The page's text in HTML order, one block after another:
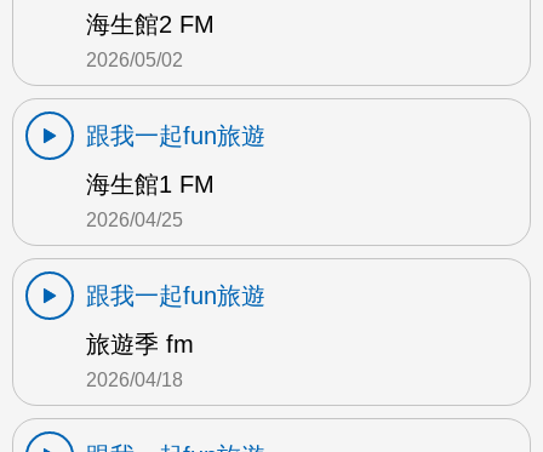
海生館2 FM
2026/05/02
跟我一起fun旅遊
海生館1 FM
2026/04/25
跟我一起fun旅遊
旅遊季 fm
2026/04/18